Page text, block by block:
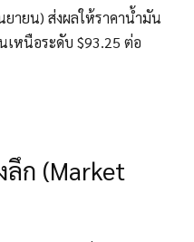
ยายน) ส่งผลให้ราคาน้ำมัน
หนือระดับ $93.25 ต่อ
ลึก (Market